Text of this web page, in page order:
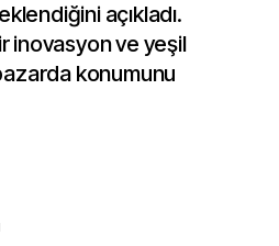
açıkladı.
inovasyon ve yeşil
konumunu